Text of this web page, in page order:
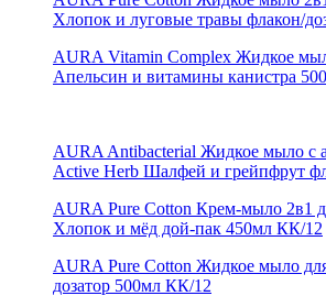
Хлопок и луговые травы флакон/
AURA Vitamin Complex Жидкое
Апельсин и витамины канистра
AURA Antibacterial Жидкое мыло с
Active Herb Шалфей и грейпфрут
AURA Pure Cotton Крем-мыло 2в1
Хлопок и мёд дой-пак 450мл КК/12
AURA Pure Cotton Жидкое мыло
дозатор 500мл КК/12